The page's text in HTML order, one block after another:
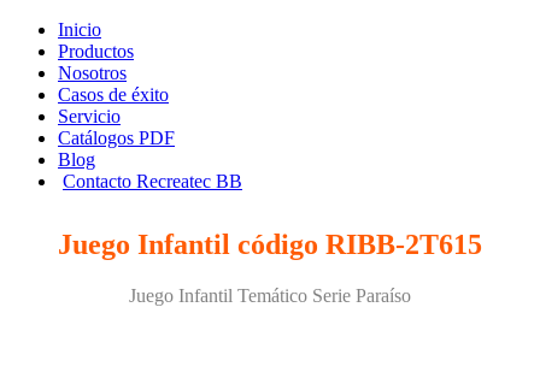
Inicio
Productos
Nosotros
Casos de éxito
Servicio
Catálogos PDF
Blog
Contacto Recreatec BB
Juego Infantil código RIBB-2T615
Juego Infantil Temático Serie Paraíso